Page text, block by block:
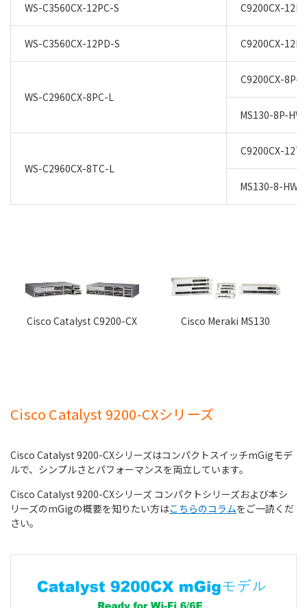
WS-C3560CX-12PC-S C9200CX-
WS-C3560CX-12PD-S C9200CX-
WS-C2960CX-8PC-L
C9200CX-8P-
MS130-8P-HW
WS-C2960CX-8TC-L
C9200CX-
MS130-8-HW
Cisco Catalyst C9200-CX Cisco Meraki MS130
Cisco Catalyst 9200-CXシリーズ
Cisco Catalyst 9200-CXシリーズはコンパクトスイッチmGigモデ
ルで、シンプルさとパフォーマンスを両立しています。
Cisco Catalyst 9200-CXシリーズ コンパクトシリーズおよび本シ
リーズのmGigの概要を知りたい方はこちらのコラムをご一読くだ
さい。